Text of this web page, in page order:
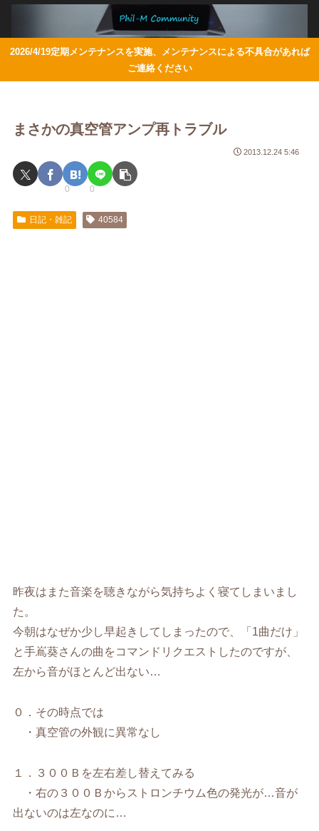
2026/4/19定期メンテナンスを実施、メンテナンスによる不具合があれば
ご連絡ください
まさかの真空管アンプ再トラブル
2013.12.24 5:46
0 0
日記・雑記 40584
昨夜はまた音楽を聴きながら気持ちよく寝てしまいまし
た。
今朝はなぜか少し早起きしてしまったので、「1曲だけ」
と手嶌葵さんの曲をコマンドリクエストしたのですが、
左から音がほとんど出ない…
０．その時点では
・真空管の外観に異常なし
１．３００Ｂを左右差し替えてみる
・右の３００Ｂからストロンチウム色の発光が…音が
出ないのは左なのに…